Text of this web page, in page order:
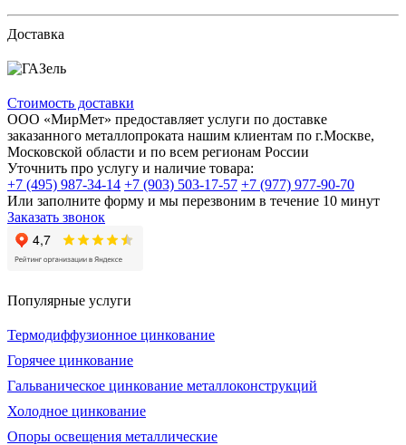
Доставка
Стоимость доставки
ООО «МирМет» предоставляет услуги по доставке
заказанного металлопроката нашим клиентам по г.Москве,
Московской области и по всем регионам России
Уточнить про услугу и наличие товара:
+7 (495) 987-34-14 +7 (903) 503-17-57 +7 (977) 977-90-70
Или заполните форму и мы перезвоним в течение 10 минут
Заказать звонок
Популярные услуги
Термодиффузионное цинкование
Горячее цинкование
Гальваническое цинкование металлоконструкций
Холодное цинкование
Опоры освещения металлические